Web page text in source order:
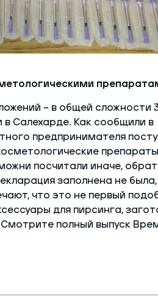
– в общей сложности
в Салехарде. Как сообщили в
предпринимателя
посчитали иначе,
заполнена не
что это не первый
для пирсинга,
полный выпуск